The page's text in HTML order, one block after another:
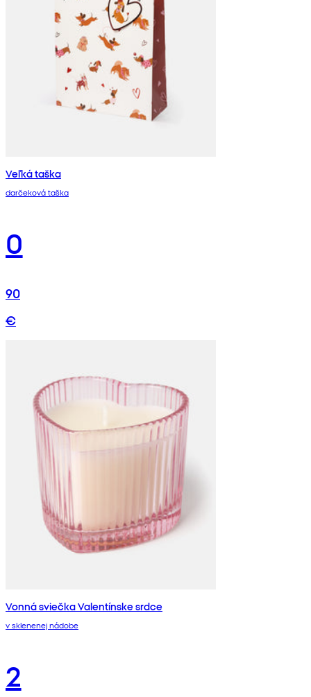
Veľká taška
darčeková taška
0
90
€
Vonná sviečka Valentínske srdce
v sklenenej nádobe
2